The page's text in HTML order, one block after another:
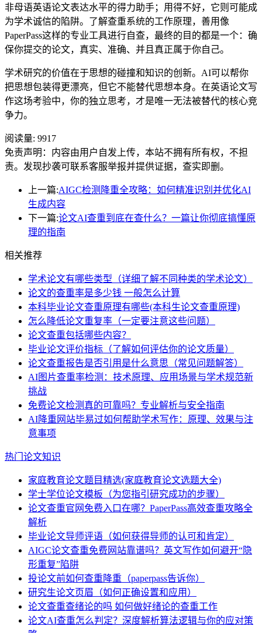
非母语英语论文表达水平的得力助手；用得不好，它则可能成
为学术诚信的陷阱。了解查重系统的工作原理，善用像
PaperPass这样的专业工具进行自查，最终的目的都是一个：确
保你提交的论文，真实、准确、并且真正属于你自己。
学术研究的价值在于思想的碰撞和知识的创新。AI可以帮你
把思想包装得更漂亮，但它不能替代思想本身。在英语论文写
作这场考验中，你的独立思考，才是唯一无法被替代的核心竞
争力。
阅读量: 9917
免责声明：内容由用户自发上传，本站不拥有所有权，不担
责。发现抄袭可联系客服举报并提供证据，查实即删。
上一篇:AIGC检测降重全攻略：如何精准识别并优化AI
生成内容
下一篇:论文AI查重到底在查什么？一篇让你彻底搞懂原
理的指南
相关推荐
学术论文有哪些类型（详细了解不同种类的学术论文）
论文的查重率是多少钱 一般怎么计算
本科毕业论文查重原理有哪些(本科生论文查重原理)
怎么降低论文重复率（一定要注意这些问题）
论文查重包括哪些内容？
毕业论文评价指标（了解如何评估你的论文质量）
论文查重报告是否引用是什么意思（常见问题解答）
AI图片查重率检测：技术原理、应用场景与学术规范新
挑战
免费论文检测真的可靠吗？专业解析与安全指南
AI降重网站毕易过如何帮助学术写作：原理、效果与注
意事项
热门论文知识
家庭教育论文题目精选(家庭教育论文选题大全)
学士学位论文模板（为您指引研究成功的步骤）
论文查重官网免费入口在哪？PaperPass高效查重攻略全
解析
毕业论文导师评语（如何获得导师的认可和肯定）
AIGC论文查重免费网站靠谱吗？英文写作如何避开“隐
形重复”陷阱
投论文前如何查重降重（paperpass告诉你）
研究生论文页眉（如何正确设置和应用）
论文查重查绪论的吗 如何做好绪论的查重工作
论文AI查重怎么判定？深度解析算法逻辑与你的应对策